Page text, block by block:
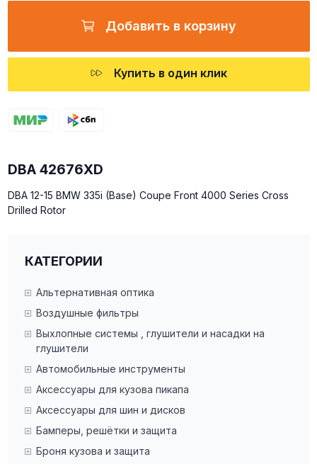
КАТЕГОРИИ
Альтернативная оптика
Воздушные фильтры
Выхлопные системы , глушители и насадки на
глушители
Автомобильные инструменты
Аксессуары для кузова пикапа
Аксессуары для шин и дисков
Бамперы, решётки и защита
Броня кузова и защита
Добавить в корзину
Купить в один клик
DBA 42676XD
DBA 12-15 BMW 335i (Base) Coupe Front 4000 Series Cross
Drilled Rotor